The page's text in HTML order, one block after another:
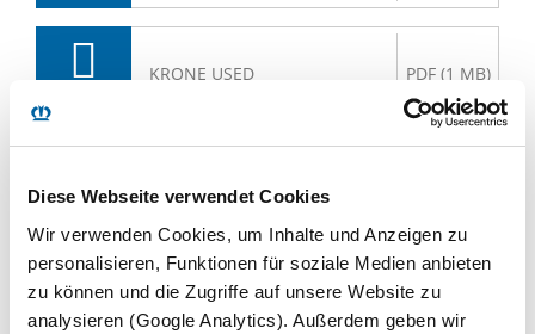
Diese Webseite verwendet Cookies
Wir verwenden Cookies, um Inhalte und Anzeigen zu
personalisieren, Funktionen für soziale Medien anbieten
zu können und die Zugriffe auf unsere Website zu
analysieren (Google Analytics). Außerdem geben wir
KRONE USED PDF (1 MB)
KRONE MULTI SAFE SYSTEM